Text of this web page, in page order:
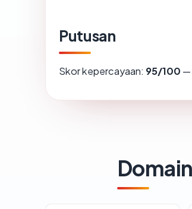
Putusan
Skor kepercayaan: 95/100 —